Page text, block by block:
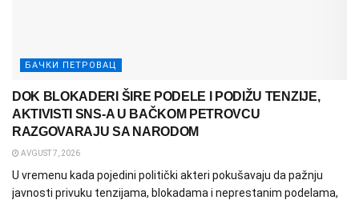
БАЧКИ ПЕТРОВАЦ
DOK BLOKADERI ŠIRE PODELE I PODIŽU TENZIJE,
AKTIVISTI SNS-A U BAČKOM PETROVCU
RAZGOVARAJU SA NARODOM
AVGUST 7, 2026
U vremenu kada pojedini politički akteri pokušavaju da pažnju
javnosti privuku tenzijama, blokadama i neprestanim podelama,